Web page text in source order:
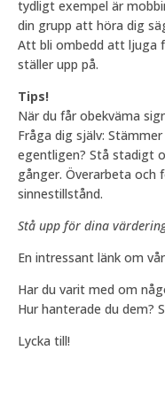
tydligt exempel är
din grupp att höra dig
Att bli ombedd att ljuga
ställer upp på.
Tips!
När du får obekväma
Fråga dig själv:
egentligen? Stå stadigt
gånger. Överarbeta
sinnestillstånd.
Stå upp för dina
En intressant länk om
Har du varit med om
Hur hanterade du dem?
Lycka till!